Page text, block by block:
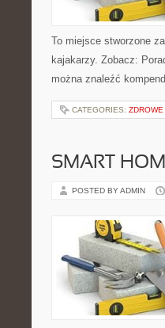
To miejsce stworzone
kajakarzy. Zobacz:
można znaleźć
CATEGORIES:
SMART
POSTED BY ADMIN